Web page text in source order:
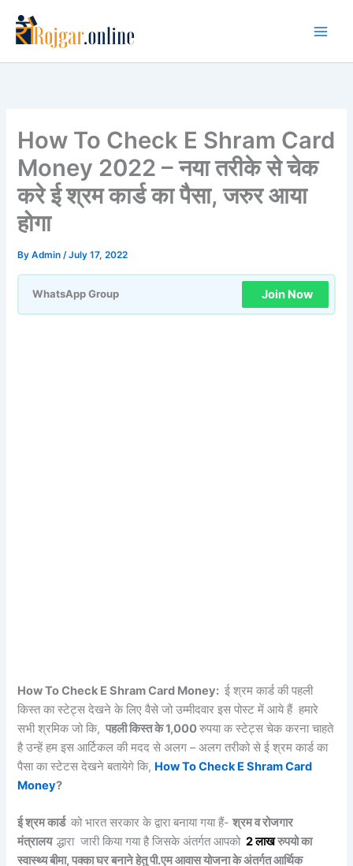
content
How To Check E Shram Card
Money 2022 – नया तरीके से चेक
करे ई श्रम कार्ड का पैसा, जरुर आया
होगा
ByAdmin/July 17, 2022
WhatsApp Group Join Now
How To Check E Shram Card Money: ई श्रम कार्ड की पहली
किस्त का स्टेट्स देखने के लिए वैसे जो उम्मीदवार इस पोस्ट में आये हैं हमारे
सभी श्रमिक जो कि, पहली किस्त के 1,000रुपया क स्टेट्स चेक करना चाहते
है उन्हें हम इस आर्टिकल की मदद से अलग – अलग तरीको से ई श्रम कार्ड का
पैसा का स्टेटस देखने बतायेगे कि, How To Check E Shram Card
Money?
ई श्रम कार्ड को भारत सरकार के द्वारा बनाया गया हैं-श्रम व रोजगार
मंत्रालयद्धारा जारी किया गया है जिसके अंतर्गत आपको 2लाखरुपयो का
स्वास्थ्य बीमा, पक्का घर बनाने हेतु पी.एम आवास योजना के अंतर्गत आर्थिक